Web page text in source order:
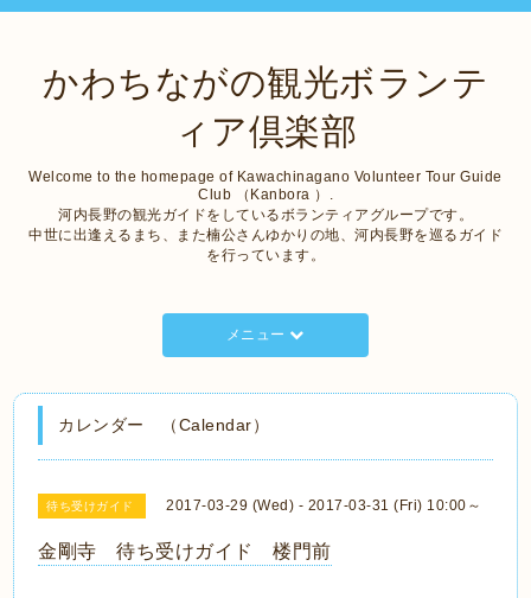
かわちながの観光ボランテ
ィア倶楽部
Welcome to the homepage of Kawachinagano Volunteer Tour Guide
Club （Kanbora ）.
河内長野の観光ガイドをしているボランティアグループです。
中世に出逢えるまち、また楠公さんゆかりの地、河内長野を巡るガイド
を行っています。
メニュー
カレンダー （Calendar）
待ち受けガイド 2017-03-29 (Wed) - 2017-03-31 (Fri) 10:00～
金剛寺 待ち受けガイド 楼門前